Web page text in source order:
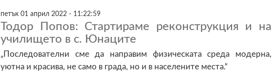
петък 01 април 2022 - 11:22:59
Тодор Попов: Стартираме реконструкция и на
училището в с. Юнаците
„Последователни сме да направим физическата среда модерна,
уютна и красива, не само в града, но и в населените места.“